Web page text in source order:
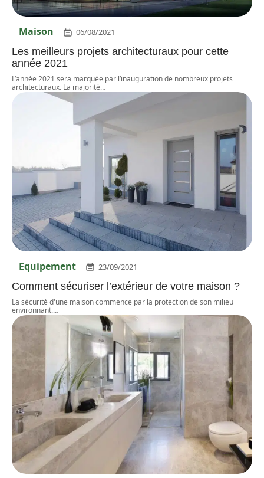
Maison 06/08/2021
Les meilleurs projets architecturaux pour cette
année 2021
L’année 2021 sera marquée par l’inauguration de nombreux projets
architecturaux. La majorité…
Equipement 23/09/2021
Comment sécuriser l’extérieur de votre maison ?
La sécurité d'une maison commence par la protection de son milieu
environnant.…